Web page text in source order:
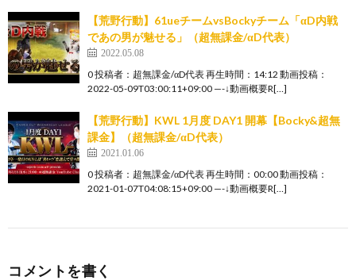
【荒野行動】61ueチームvsBockyチーム「αD内戦
であの男が魅せる」（超無課金/αD代表）
2022.05.08
0 投稿者：超無課金/αD代表 再生時間：14:12 動画投稿：
2022-05-09T03:00:11+09:00 —-↓動画概要R[…]
【荒野行動】KWL 1月度 DAY1 開幕【Bocky&超無
課金】（超無課金/αD代表）
2021.01.06
0 投稿者：超無課金/αD代表 再生時間：00:00 動画投稿：
2021-01-07T04:08:15+09:00 —-↓動画概要R[…]
コメントを書く